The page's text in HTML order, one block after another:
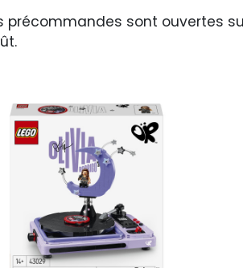
précommandes sont ouvertes